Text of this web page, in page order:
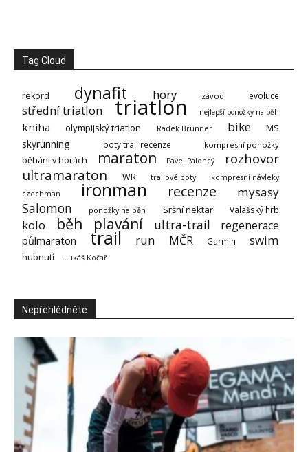
Tag Cloud
rekord dynafit hory závod evoluce
střední triatlon triatlon nejlepší ponožky na běh
kniha olympijský triatlon Radek Brunner bike MS
skyrunning boty trail recenze kompresní ponožky
běhání v horách maraton Pavel Paloncý rozhovor
ultramaraton WR trailové boty
kompresní návleky
czechman
ironman recenze mysasy
Salomon ponožky na běh Sršní nektar Valašský hrb
kolo běh plavání ultra-trail regenerace
půlmaraton trail run MČR Garmin swim
hubnutí Lukáš Kočař
Nepřehlédněte